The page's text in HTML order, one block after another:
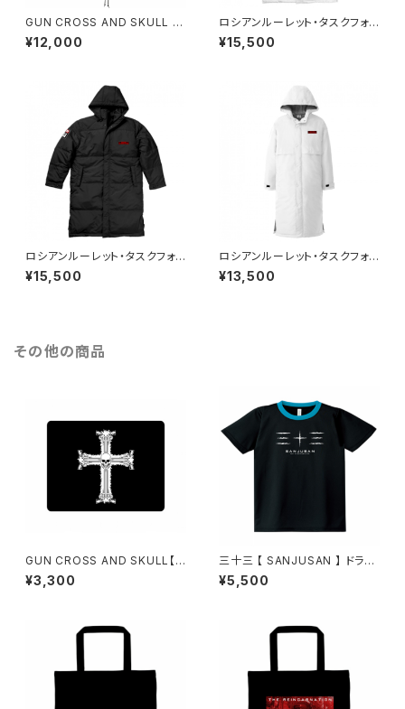
GUN CROSS AND SKULL 【
コート・ブラック 】
¥12,000
ロシアンルーレット・タスクフォ
ース【寒冷地帯戦用】ヘビーコー
ト （ホワイト）
¥15,500
ロシアンルーレット・タスクフォ
ース【寒冷地帯戦用】ヘビーコー
ト （ブラック）
¥15,500
ロシアンルーレット・タスクフォ
ース【寒冷地帯戦用】ライトコー
ト （ホワイト）
¥13,500
その他の商品
GUN CROSS AND SKULL【マ
ウスパッド】弐
¥3,300
三十三 【 SANJUSAN 】 ドライ
Tシャツ・ブラック × ターコイズ
¥5,500